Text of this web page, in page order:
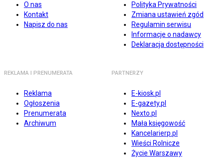
O nas
Kontakt
Napisz do nas
Polityka Prywatności
Zmiana ustawień zgód
Regulamin serwisu
Informacje o nadawcy
Deklaracja dostępności
REKLAMA I PRENUMERATA
Reklama
Ogłoszenia
Prenumerata
Archiwum
PARTNERZY
E-kiosk.pl
E-gazety.pl
Nexto.pl
Mała księgowość
Kancelarierp.pl
Wieści Rolnicze
Życie Warszawy